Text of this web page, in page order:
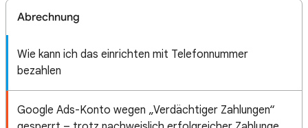
Abrechnung
Wie kann ich das einrichten mit Telefonnummer
bezahlen
Google Ads-Konto wegen „Verdächtiger Zahlungen“